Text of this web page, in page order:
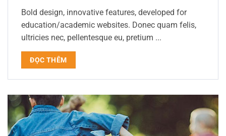
Bold design, innovative features, developed for
education/academic websites. Donec quam felis,
ultricies nec, pellentesque eu, pretium ...
ĐỌC THÊM